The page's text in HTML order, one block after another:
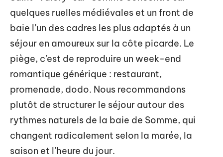
quelques ruelles médiévales et un front de
baie l’un des cadres les plus adaptés à un
séjour en amoureux sur la côte picarde. Le
piège, c’est de reproduire un week-end
romantique générique : restaurant,
promenade, dodo. Nous recommandons
plutôt de structurer le séjour autour des
rythmes naturels de la baie de Somme, qui
changent radicalement selon la marée, la
saison et l’heure du jour.